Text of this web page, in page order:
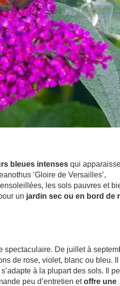
bleues intenses qui
‘Gloire de Versailles’,
les sols pauvres et
un jardin sec ou en bord de
spectaculaire. De juillet à
de rose, violet, blanc ou bleu.
à la plupart des sols. Il
peu d’entretien etoffre une